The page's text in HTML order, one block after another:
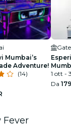
Mumbai’s
Adventure!
(14)
1 ott -
Da
Fever